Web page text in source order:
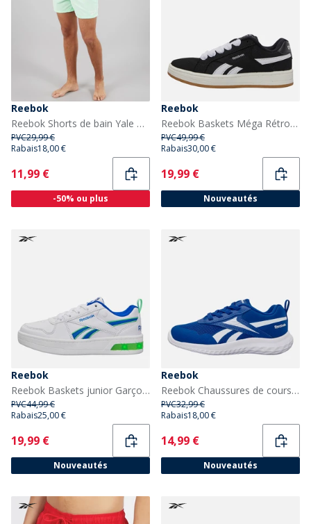
Reebok
Reebok Shorts de bain Yale Homme Aqua
PVC29,99 €
Rabais18,00 €
Current
11,99 €
-50% ou plus
Reebok
Reebok Baskets Méga Rétro Enfant Noir/Blanc/Gum
PVC49,99 €
Rabais30,00 €
Current
19,99 €
Nouveautés
Reebok
Reebok Baskets junior Garçon Royal Prime Step N Flash Blanc/Optimum Blue/Solar Lime
PVC44,99 €
Rabais25,00 €
Current
19,99 €
Nouveautés
Reebok
Reebok Chaussures de course neutres bébé Rush Runner 5 à Lacets élastiques Vector Blue/Vector Blue/Blanc
PVC32,99 €
Rabais18,00 €
Current
14,99 €
Nouveautés